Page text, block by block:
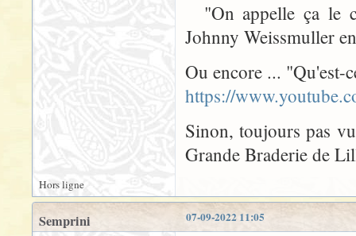
"On appelle ça le
Johnny Weissmuller
Ou encore ... "Qu'est-
https://
Sinon, toujours pas
Grande Braderie de
Hors ligne
07-09-2022 11:05
Semprini